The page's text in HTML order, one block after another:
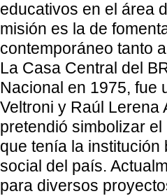
educativos en el área
misión es la de
contemporáneo tanto
La Casa Central del
Nacional en 1975, fue
Veltroni y Raúl Lerena
pretendió simbolizar
que tenía la
social del país.
para diversos